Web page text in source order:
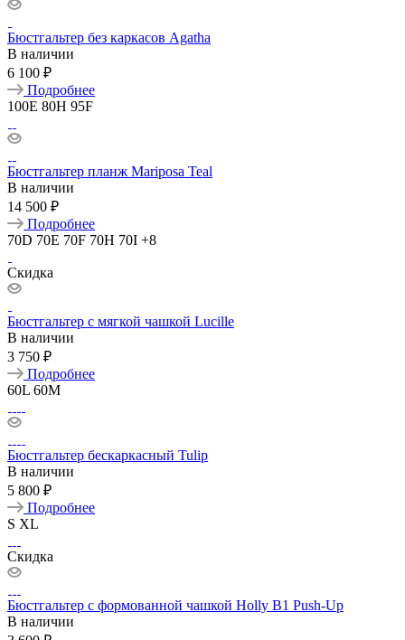
Бюстгальтер без каркасов Agatha
В наличии
6 100 ₽
Подробнее
100E 80H 95F
Бюстгальтер планж Mariposa Teal
В наличии
14 500 ₽
Подробнее
70D 70E 70F 70H 70I +8
Скидка
Бюстгальтер с мягкой чашкой Lucille
В наличии
3 750 ₽
Подробнее
60L 60M
Бюстгальтер бескаркасный Tulip
В наличии
5 800 ₽
Подробнее
S XL
Скидка
Бюстгальтер с формованной чашкой Holly B1 Push-Up
В наличии